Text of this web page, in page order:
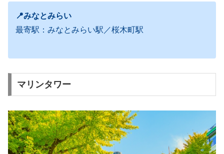
📍みなとみらい
最寄駅：みなとみらい駅／桜木町駅
マリンタワー